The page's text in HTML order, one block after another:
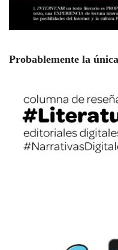
Probablemente la